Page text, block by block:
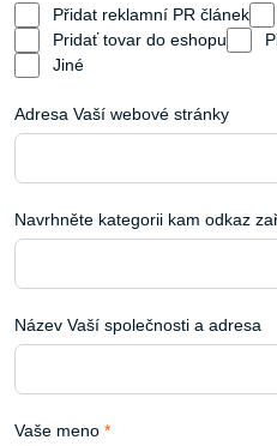
Přidat reklamní PR článek
Pridať tovar do eshopu
Jiné
Adresa Vaší webové stránky
Navrhněte kategorii kam odkaz
Název Vaší společnosti a adresa
Vaše meno *